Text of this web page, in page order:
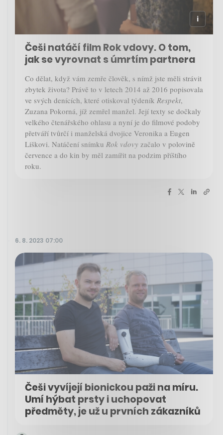
Češi natáčí film Rok vdovy. O tom,
jak se vyrovnat s úmrtím partnera
Co dělat, když vám zemře člověk, s nímž jste měli strávit
zbytek života? Právě to v letech 2014 až 2016 popisovala
ve svých denících, které otiskoval týdeník Respekt,
Zuzana Pokorná, jíž zemřel manžel. Její texty se dočkaly
velkého čtenářského ohlasu a nyní je do filmové podoby
přetváří tvůrčí i manželská dvojice Veronika a Eugen
Liškovi. Natáčení snímku Rok vdovy začalo v polovině
července a do kin by měl zamířit na podzim příštího
roku.
6. 8. 2023 07:00
Češi vyvíjejí bionickou paži na míru.
Umí hýbat prsty i uchopovat
předměty, je už u prvních zákazníků